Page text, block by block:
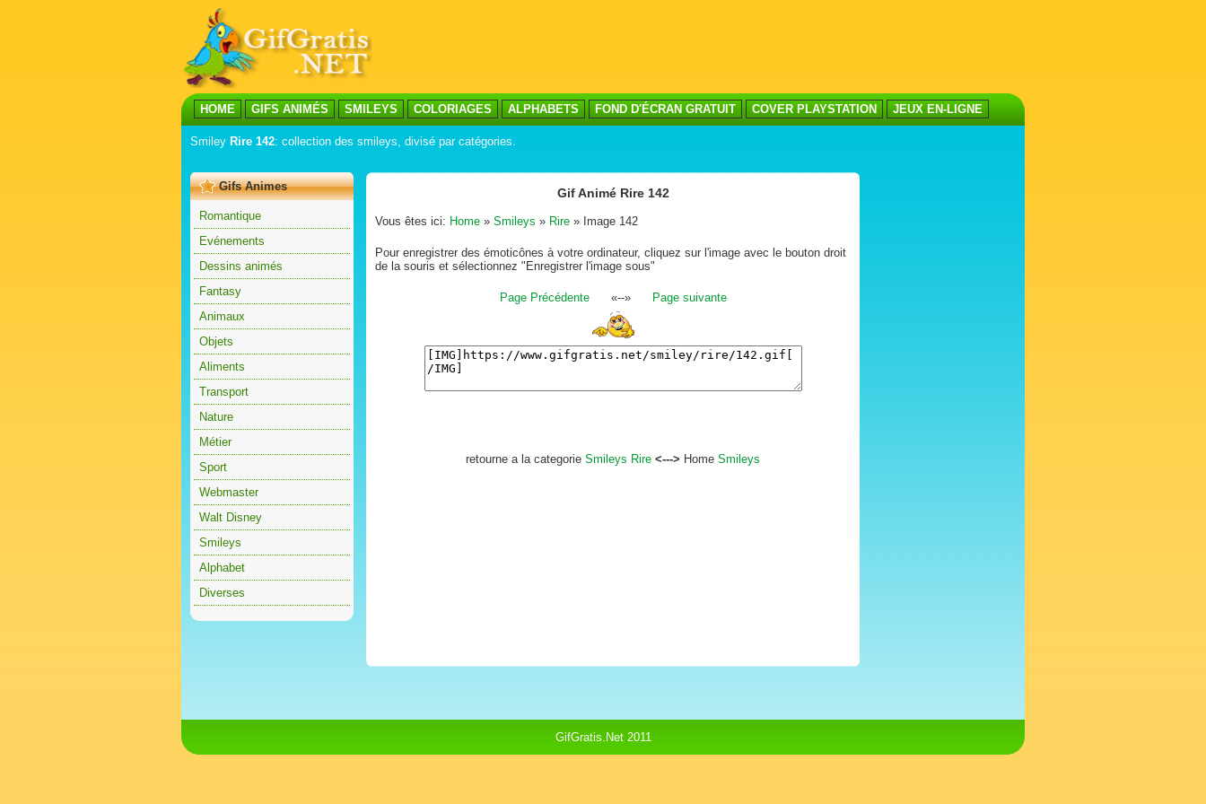
HOME GIFS ANIMÉS SMILEYS COLORIAGES ALPHABETS FOND D'ÉCRAN GRATUIT COVER PLAYSTATION JEUX EN-LIGNE
Smiley Rire 142: collection des smileys, divisé par catégories.
Gifs Animes
Romantique
Evénements
Dessins animés
Fantasy
Animaux
Objets
Aliments
Transport
Nature
Métier
Sport
Webmaster
Walt Disney
Smileys
Alphabet
Diverses
Gif Animé Rire 142
Vous êtes ici: Home » Smileys » Rire » Image 142
Pour enregistrer des émoticônes à votre ordinateur, cliquez sur l'image avec le bouton droit
de la souris et sélectionnez "Enregistrer l'image sous"
Page Précédente«--» Page suivante
retourne a la categorie Smileys Rire <---> Home Smileys
GifGratis.Net 2011